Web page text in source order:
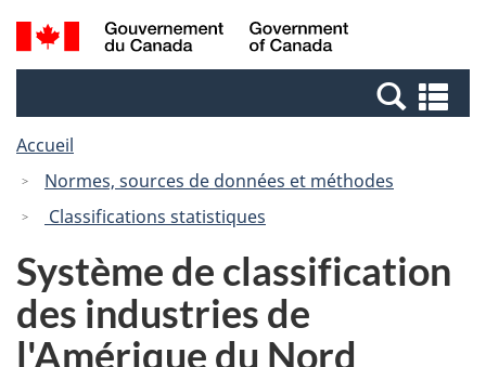
Passer
au
Passer
à
Canada
Recherche
et
et
Accueil
Normes, sources de données et méthodes
Classifications statistiques
Système de classification
des industries de
l'Amérique du Nord